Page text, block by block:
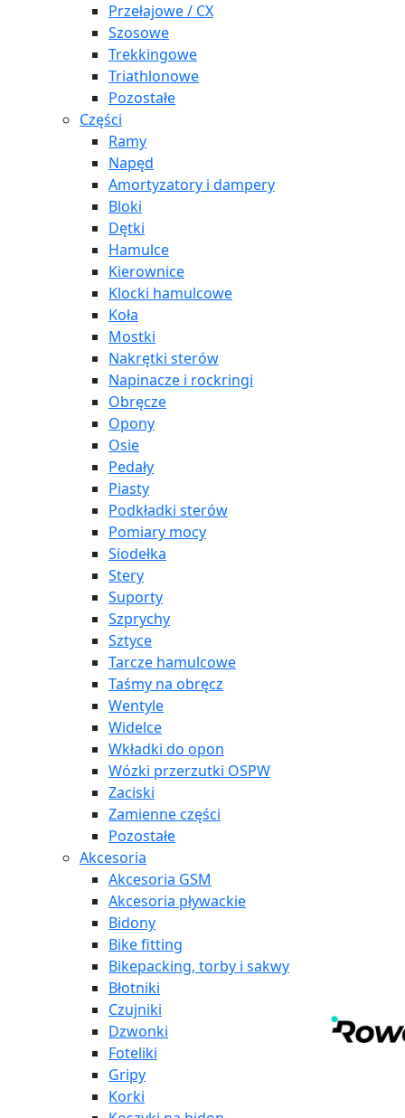
Przełajowe / CX
Szosowe
Trekkingowe
Triathlonowe
Pozostałe
Części
Ramy
Napęd
Amortyzatory i dampery
Bloki
Dętki
Hamulce
Kierownice
Klocki hamulcowe
Koła
Mostki
Nakrętki sterów
Napinacze i rockringi
Obręcze
Opony
Osie
Pedały
Piasty
Podkładki sterów
Pomiary mocy
Siodełka
Stery
Suporty
Szprychy
Sztyce
Tarcze hamulcowe
Taśmy na obręcz
Wentyle
Widelce
Wkładki do opon
Wózki przerzutki OSPW
Zaciski
Zamienne części
Pozostałe
Akcesoria
Akcesoria GSM
Akcesoria pływackie
Bidony
Bike fitting
Bikepacking, torby i sakwy
Błotniki
Czujniki
Dzwonki
Foteliki
Gripy
Korki